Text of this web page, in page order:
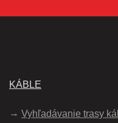
KÁBLE
Vyhľadávanie trasy